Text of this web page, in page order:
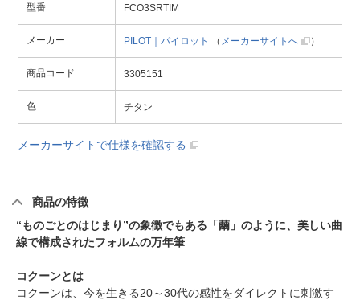
型番 FCO3SRTIM
メーカー PILOT｜パイロット （ メーカーサイトへ ）
商品コード 3305151
色 チタン
メーカーサイトで仕様を確認する
商品の特徴
“ものごとのはじまり”の象徴でもある「繭」のように、美しい曲
線で構成されたフォルムの万年筆
コクーンとは
コクーンは、今を生きる20～30代の感性をダイレクトに刺激す